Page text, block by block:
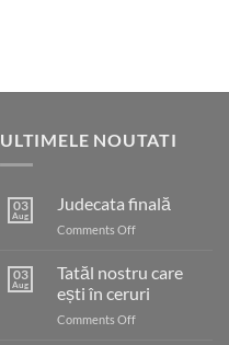
ULTIMELE NOUTATI
03
Aug
Judecata finală
Comments Offon
03
Aug
Tatăl nostru care
ești în ceruri
Comments Offon